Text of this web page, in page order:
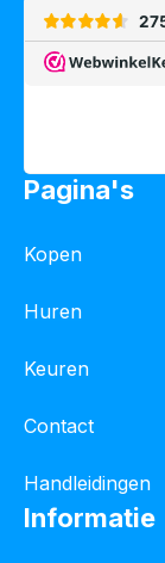
Pagina's
Kopen
Huren
Keuren
Contact
Handleidingen
Informatie